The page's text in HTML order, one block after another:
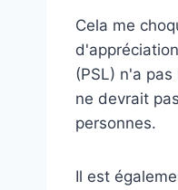
Cela me
(PSL) n'a
ne devrait
personnes.
Il est